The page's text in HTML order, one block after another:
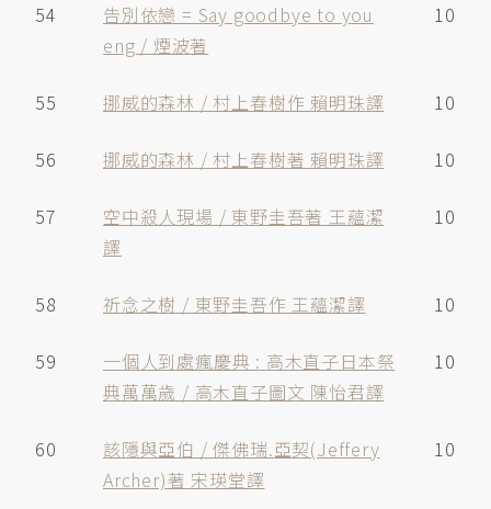
54
告別依戀 = Say goodbye to you
eng / 煙波著
10
55 挪威的森林 / 村上春樹作 賴明珠譯 10
56 挪威的森林 / 村上春樹著 賴明珠譯 10
57
空中殺人現場 / 東野圭吾著 王蘊潔
譯
10
58 祈念之樹 / 東野圭吾作 王蘊潔譯 10
59
一個人到處瘋慶典 : 高木直子日本祭
典萬萬歲 / 高木直子圖文 陳怡君譯
10
60
該隱與亞伯 / 傑佛瑞.亞契(Jeffery
Archer)著 宋瑛堂譯
10